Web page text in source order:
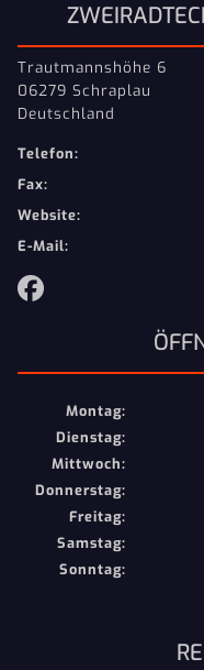
Trautmannshöhe 6
06279 Schraplau
Deutschland
Telefon:
Fax:
Website:
E-Mail:
Montag:
Dienstag:
Mittwoch:
Donnerstag:
Freitag:
Samstag:
Sonntag: